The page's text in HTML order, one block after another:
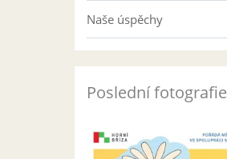
Naše úspěchy
Poslední fotografie